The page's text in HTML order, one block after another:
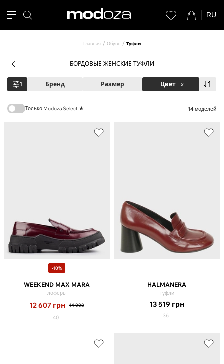
RU
Главная Обувь Туфли
БОРДОВЫЕ ЖЕНСКИЕ ТУФЛИ
1 Бренд Размер Цвет x
Только Modoza Select ★ 14 моделей
-10%
WEEKEND MAX MARA
лоферы
12 607 грн 14 008
40
HALMANERA
туфли
13 519 грн
36